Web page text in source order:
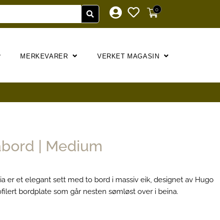
0
MERKEVARER VERKET MAGASIN
| Medium
er et elegant sett med to bord i massiv eik, designet av Hugo
bordplate som går nesten sømløst over i beina.